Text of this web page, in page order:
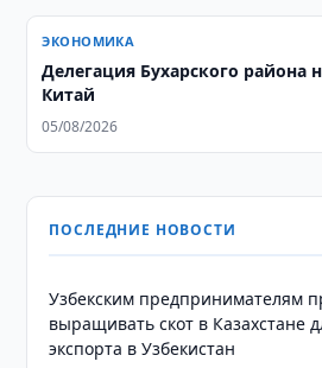
ЭКОНОМИКА
Делегация Бухарского района
Китай
05/08/2026
ПОСЛЕДНИЕ НОВОСТИ
Узбекским предпринимателям
выращивать скот в Казахстане
экспорта в Узбекистан